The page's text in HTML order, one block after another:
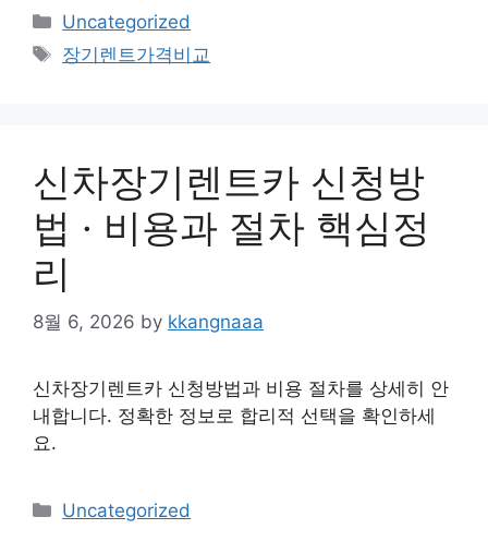
Categories
Uncategorized
Tags
장기렌트가격비교
신차장기렌트카 신청방
법 · 비용과 절차 핵심정
리
8월 6, 2026 by kkangnaaa
신차장기렌트카 신청방법과 비용 절차를 상세히 안
내합니다. 정확한 정보로 합리적 선택을 확인하세
요.
Categories
Uncategorized